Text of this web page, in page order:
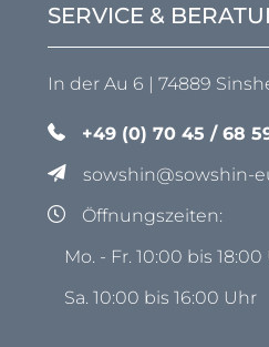
SERVICE &
In der Au 6 | 74889
+49 (0) 70 45 / 68
sowshin@sowshin-
Öffnungszeiten:
Mo. - Fr. 10:00 bis
Sa. 10:00 bis 16:00 Uhr